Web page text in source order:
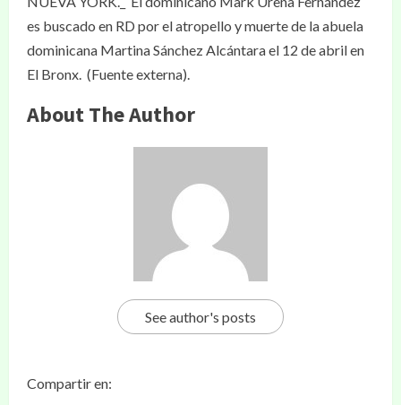
es buscado en RD por el atropello y muerte de la abuela
dominicana Martina Sánchez Alcántara el 12 de abril en
El Bronx. (Fuente externa).
About The Author
See author's posts
Compartir en: